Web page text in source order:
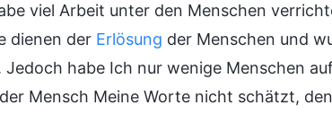
viel Arbeit unter den Menschen
dienen der Erlösung der Menschen und
Jedoch habe Ich nur wenige Menschen
Mensch Meine Worte nicht schätzt,